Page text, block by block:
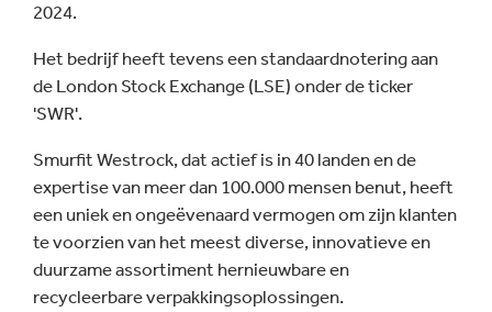
2024.
Het bedrijf heeft tevens een standaardnotering aan
de London Stock Exchange (LSE) onder de ticker
'SWR'.
Smurfit Westrock, dat actief is in 40 landen en de
expertise van meer dan 100.000 mensen benut, heeft
een uniek en ongeëvenaard vermogen om zijn klanten
te voorzien van het meest diverse, innovatieve en
duurzame assortiment hernieuwbare en
recycleerbare verpakkingsoplossingen.